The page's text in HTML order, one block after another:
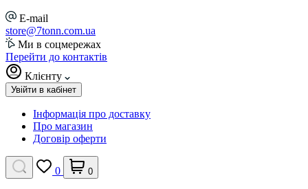
E-mail
store@7tonn.com.ua
Ми в соцмережах
Перейти до контактів
Клієнту
Увійти в кабінет
Інформація про доставку
Про магазин
Договір оферти
0 0